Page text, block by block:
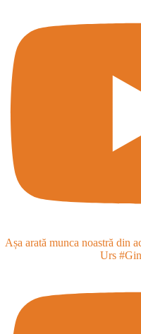
Așa arată munca noastră din
Urs